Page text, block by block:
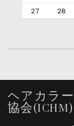
27
28
ヘアカラ
協会(ICHM)